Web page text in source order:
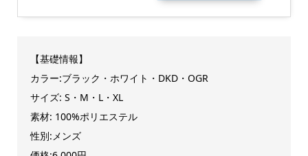
【基礎情報】
カラー:ブラック・ホワイト・DKD・OGR
サイズ: S・M・L・XL
素材: 100%ポリエステル
性別:メンズ